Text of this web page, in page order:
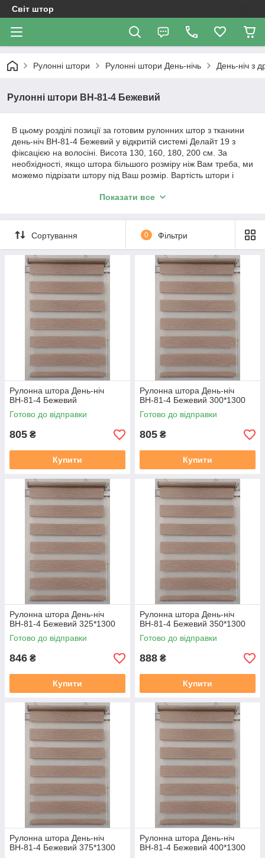
Світ штор
Рулонні штори Рулоннi штори День-нiчь День-ніч з
Рулонні штори ВН-81-4 Бежевий
В цьому розділі позиції за готовим рулонних штор з тканини
день-ніч ВН-81-4 Бежевий у відкритій системі Делайт 19 з
фіксацією на волосіні. Висота 130, 160, 180, 200 см. За
необхідності, якщо штора більшого розміру ніж Вам треба, ми
можемо підрізати штору під Ваш розмір. Вартість штори і
Важливо!!! Як відбувається робота з нами. Ми
працюємо з усією Україною!
дзвінком або повідомленням в Вайбер.
2. Термін виготовлення 3-5 днів, залежно від тканини, і від
завантаженості.
3. Відправка готового замовлення здійснюється згідно з
даними у замовленні. Усі відправки відбуваються у
встановлений день після 19.00. Номери декларацій
розсилаються після 20,00 повідомленням у Вайбер, якщо
немає Вайбера, то звичайним СМС!!!
В даному розділі вказана ціна на рулонні штори у відкритій
системі (Делайт 19), ширина штори вказана з тканини, отже
готовий замовлення входить повний монтажний комплект
алюмінієвої круглої планкою), саморізи, для відкритої
системи Делайт 19 фіксація на волосіні. Штора
прикручується до вікна за допомогою саморізів, вони в
комплекті є.
Заміряти потрібно скло плюс штапик з двох сторін, там де
штапик входить в раму є стик, ось від такого стику з одного
боку, до такого ж стику з іншого боку, це і буде розмір по
тканині який вказаний на сайті.
https://mir-shtor.org/cp49985-
kak-pravilno-zameryat-rulonnye-shtory.html
Як самому встановити штори дивіться за посиланням:
https://mir-shtor.org/a238919-montazh-sistemy-mini.html
Показати все
Сортування 0 Фільтри
Рулонна штора День-ніч
ВН-81-4 Бежевий
Готово до відправки
805 ₴
Купити
Рулонна штора День-ніч
ВН-81-4 Бежевий 300*1300
Готово до відправки
805 ₴
Купити
Рулонна штора День-ніч
ВН-81-4 Бежевий 325*1300
Готово до відправки
846 ₴
Купити
Рулонна штора День-ніч
ВН-81-4 Бежевий 350*1300
Готово до відправки
888 ₴
Купити
Рулонна штора День-ніч
ВН-81-4 Бежевий 375*1300
Рулонна штора День-ніч
ВН-81-4 Бежевий 400*1300